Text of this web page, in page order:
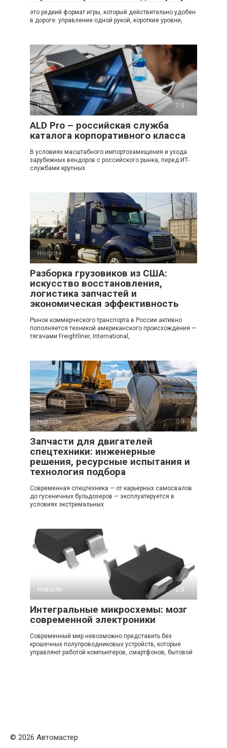
это редкий формат игры, который действительно удобен
в дороге: управление одной рукой, короткие уровни,
Новости 0
ALD Pro – российская служба
каталога корпоративного класса
В условиях масштабного импортозамещения и ухода
зарубежных вендоров с российского рынка, перед ИТ-
службами крупных
Новости 0
Разборка грузовиков из США:
искусство восстановления,
логистика запчастей и
экономическая эффективность
Рынок коммерческого транспорта в России активно
пополняется техникой американского происхождения —
тягачами Freightliner, International,
Новости 0
Запчасти для двигателей
спецтехники: инженерные
решения, ресурсные испытания и
технология подбора
Современная спецтехника — от карьерных самосвалов
до гусеничных бульдозеров — эксплуатируется в
условиях экстремальных
Новости 0
Интегральные микросхемы: мозг
современной электроники
Современный мир невозможно представить без
крошечных полупроводниковых устройств, которые
управляют работой компьютеров, смартфонов, бытовой
© 2026 Автомастер